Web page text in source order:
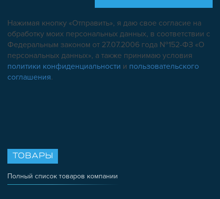
Нажимая кнопку «Отправить», я даю свое согласие на
обработку моих персональных данных, в соответствии с
Федеральным законом от 27.07.2006 года №152-ФЗ «О
персональных данных», а также принимаю условия
политики конфиденциальности и пользовательского
соглашения.
ТОВАРЫ
Полный список товаров компании